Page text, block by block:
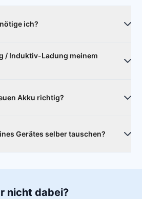
ich?
oder eine stabile Plastikkarte.
man je nach Gerät unterschiedliche
/ Induktiv-Ladung meinem
aus.
Akku richtig?
sollte der Akku ca. 5-10 mal
Gerätes selber tauschen?
nicht dabei?